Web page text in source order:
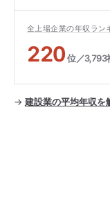
全上場企業の年収ラン
220位／3,793
→ 建設業の平均年収を